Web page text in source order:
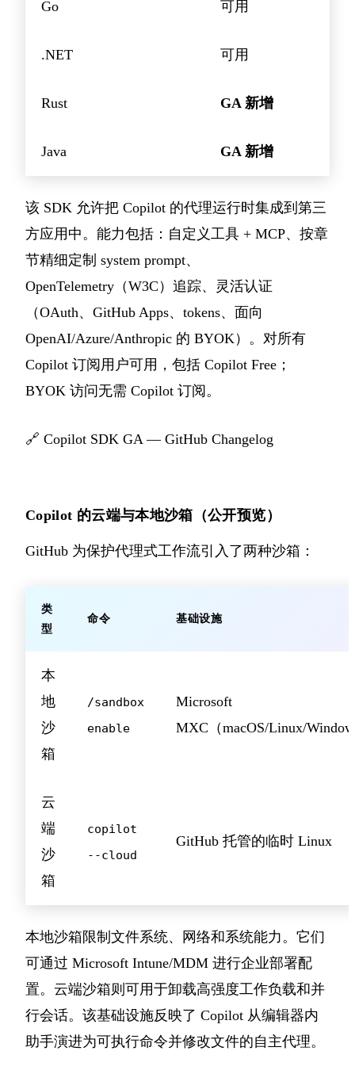
Go 可用
.NET 可用
Rust GA 新增
Java GA 新增
该 SDK 允许把 Copilot 的代理运行时集成到第三
方应用中。能力包括：自定义工具 + MCP、按章
节精细定制 system prompt、
OpenTelemetry（W3C）追踪、灵活认证
（OAuth、GitHub Apps、tokens、面向
OpenAI/Azure/Anthropic 的 BYOK）。对所有
Copilot 订阅用户可用，包括 Copilot Free；
BYOK 访问无需 Copilot 订阅。
🔗 Copilot SDK GA — GitHub Changelog
Copilot 的云端与本地沙箱（公开预览）
GitHub 为保护代理式工作流引入了两种沙箱：
类
型
命令 基础设施
本
地
沙
箱
/sandbox
enable
Microsoft
MXC（macOS/Linux/
云
端
沙
箱
copilot
--cloud
GitHub 托管的临时 Linux
本地沙箱限制文件系统、网络和系统能力。它们
可通过 Microsoft Intune/MDM 进行企业部署配
置。云端沙箱则可用于卸载高强度工作负载和并
行会话。该基础设施反映了 Copilot 从编辑器内
助手演进为可执行命令并修改文件的自主代理。